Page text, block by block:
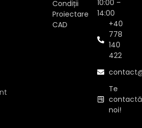
Condiții
Proiectare
CAD
10:00 –
14:00
+40
778
140
422
Te
noi!